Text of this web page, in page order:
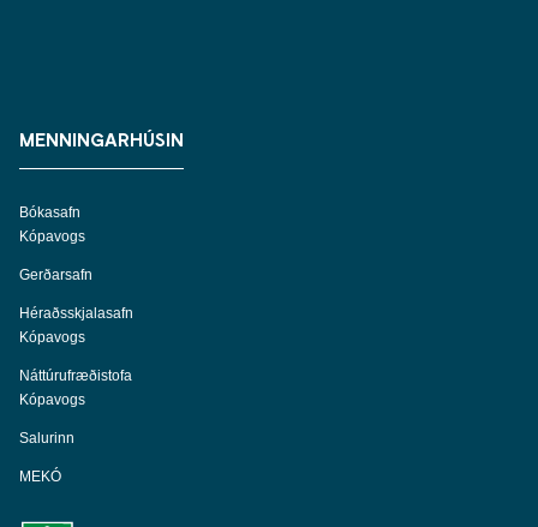
MENNINGARHÚSIN
Bókasafn
Kópavogs
Gerðarsafn
Héraðsskjalasafn
Kópavogs
Náttúrufræðistofa
Kópavogs
Salurinn
MEKÓ